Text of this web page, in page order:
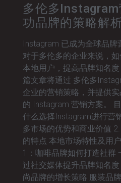
多伦多
功品牌的策略解
Instagram 已成为全球品牌
对于多伦多的企业来说，如
本地用户，提高品牌知名
篇文章将通过 多伦多
企业的营销策略，并提供
的 Instagram 营销方案。
什么选择Instagram进行营
多市场的优势和商业价值
的特点 本地市场特性及用
1：咖啡品牌如何打造社群
过社交媒体提升品牌知名
尚品牌的增长策略 服装品